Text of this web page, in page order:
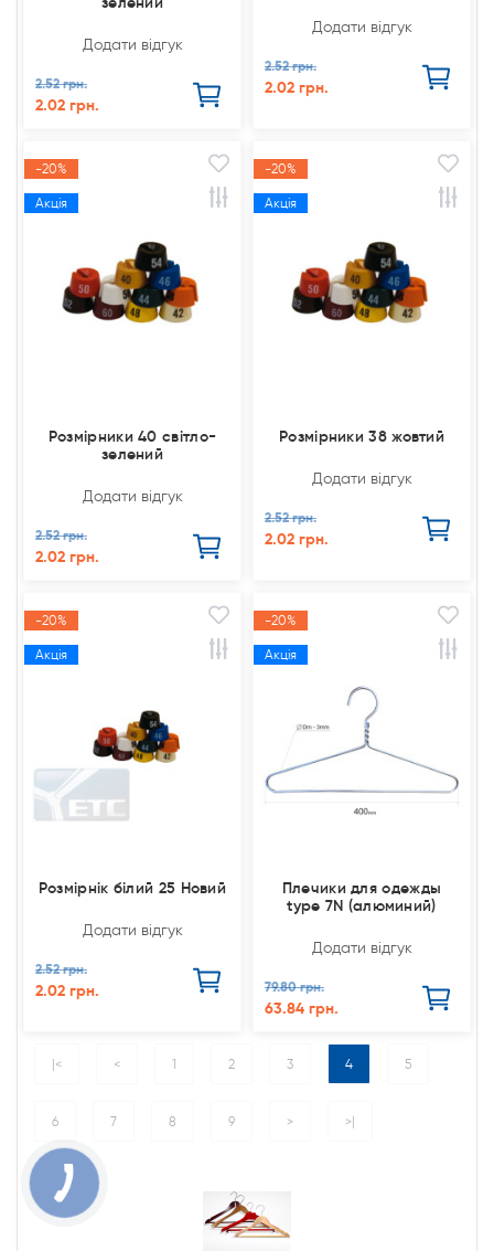
Додати відгук
2.52 грн.
2.02 грн.
Додати відгук
2.52 грн.
2.02 грн.
-20%
Акція
Розмірники 40 світло-
зелений
Додати відгук
2.52 грн.
2.02 грн.
-20%
Акція
Розмірники 38 жовтий
Додати відгук
2.52 грн.
2.02 грн.
-20%
Акція
Розмірнік білий 25 Новий
Додати відгук
2.52 грн.
2.02 грн.
-20%
Акція
Плечики для одежды
type 7N (алюминий)
Додати відгук
79.80 грн.
63.84 грн.
|< < 1 2 3 4 5
6 7 8 9 > >|